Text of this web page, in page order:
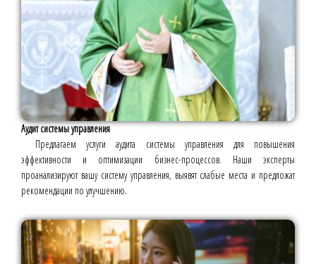
Аудит системы управления
Предлагаем услуги аудита системы управления для повышения
эффективности и оптимизации бизнес-процессов. Наши эксперты
проанализируют вашу систему управления, выявят слабые места и предложат
рекомендации по улучшению.